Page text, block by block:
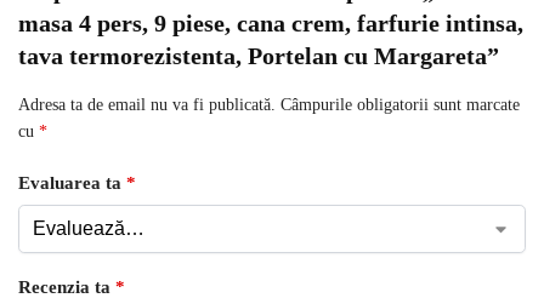
masa 4 pers, 9 piese, cana crem, farfurie intinsa,
tava termorezistenta, Portelan cu Margareta”
Adresa ta de email nu va fi publicată. Câmpurile obligatorii sunt marcate
cu *
Evaluarea ta *
Recenzia ta *